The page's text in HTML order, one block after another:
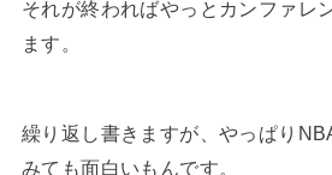
それが終わればやっとカンファレ
ます。
繰り返し書きますが、やっぱり
みても面白いもんです。